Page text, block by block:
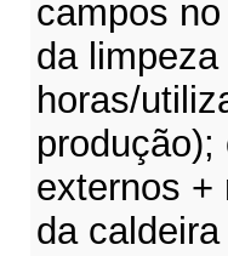
campos
da
horas/
externos +
da